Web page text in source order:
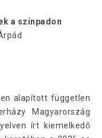
a színpadon
alapított független
Magyarország
írt kiemelkedő